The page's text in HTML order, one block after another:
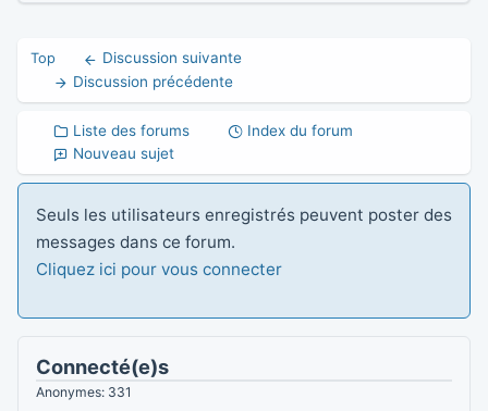
Top
Discussion suivante
Discussion précédente
Liste des forums
Index du forum
Nouveau sujet
Seuls les utilisateurs enregistrés peuvent poster des
messages dans ce forum.
Cliquez ici pour vous connecter
Connecté(e)s
Anonymes: 331